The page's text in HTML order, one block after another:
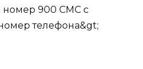
номер 900 СМС с
телефона&gt;